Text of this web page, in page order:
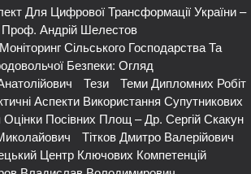
Для Цифрової Трансформації України –
Проф. Андрій Шелестов
Сільського Господарства Та
Безпеки: Огляд
Тези
Теми Дипломних Робіт
Аспекти Використання Супутникових
Посівних Площ – Др. Сергій Скакун
Тітков Дмитро Валерійович
Центр Ключових Компетенцій